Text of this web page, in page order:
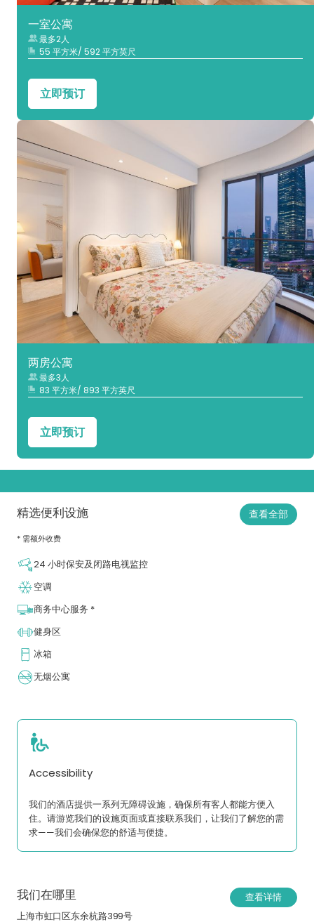
一室公寓
最多2人
55 平方米/ 592 平方英尺
立即预订
两房公寓
最多3人
83 平方米/ 893 平方英尺
立即预订
精选便利设施
* 需额外收费
查看全部
24 小时保安及闭路电视监控
空调
商务中心服务 *
健身区
冰箱
无烟公寓
Accessibility
我们的酒店提供一系列无障碍设施，确保所有客人都能方便入
住。请游览我们的设施页面或直接联系我们，让我们了解您的需
求——我们会确保您的舒适与便捷。
我们在哪里
查看详情
上海市虹口区东余杭路399号